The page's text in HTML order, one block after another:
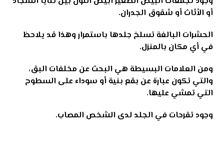
أو الأثاث أو شقوق الجدران.
الحشرات البالغة تسلخ جلدها باستمرار وهذا قد يلاحظ
في أي مكان بالمنزل.
ومن العلامات البسيطة هي البحث عن مخلفات البق،
والتي تكون عبارة عن بقع بنية أو سوداء على السطوح
التي تمشي عليها.
وجود تقرحات في الجلد لدى الشخص المصاب.